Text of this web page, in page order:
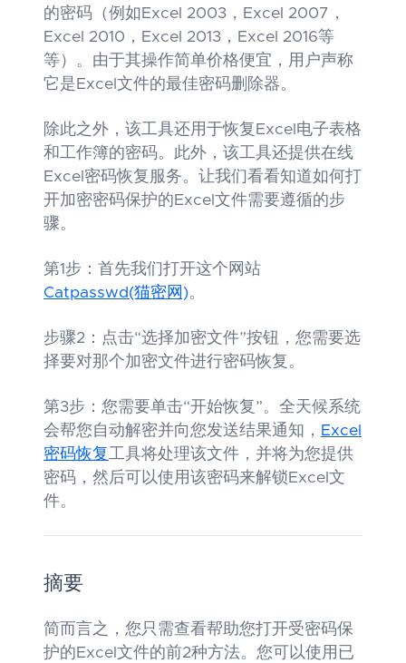
的密码（例如Excel 2003，Excel 2007，
Excel 2010，Excel 2013，Excel 2016等
等）。由于其操作简单价格便宜，用户声称
它是Excel文件的最佳密码删除器。
除此之外，该工具还用于恢复Excel电子表格
和工作簿的密码。此外，该工具还提供在线
Excel密码恢复服务。让我们看看知道如何打
开加密密码保护的Excel文件需要遵循的步
骤。
第1步：首先我们打开这个网站
Catpasswd(猫密网)。
步骤2：点击“选择加密文件”按钮，您需要选
择要对那个加密文件进行密码恢复。
第3步：您需要单击“开始恢复”。全天候系统
会帮您自动解密并向您发送结果通知， Excel
密码恢复 工具将处理该文件，并将为您提供
密码，然后可以使用该密码来解锁Excel文
件。
摘要
简而言之，您只需查看帮助您打开受密码保
护的Excel文件的前2种方法。您可以使用已